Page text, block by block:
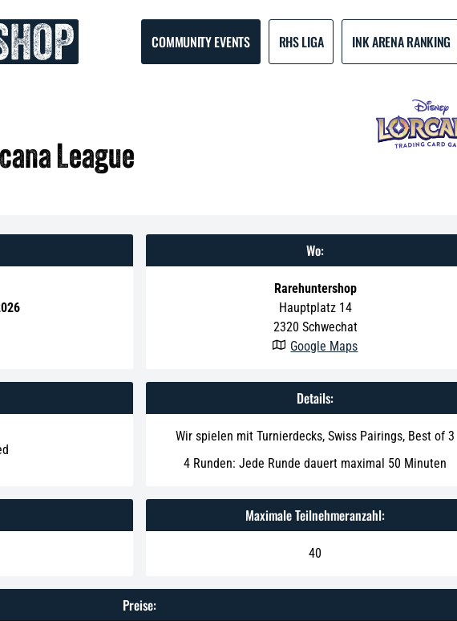
COMMUNITY EVENTS RHS LIGA INK ARENA RANKING
League
Wo:
Rarehuntershop
Hauptplatz 14
2320 Schwechat
 Google Maps
Details:
Wir spielen mit Turnierdecks, Swiss Pairings, Best of 3
4 Runden: Jede Runde dauert maximal 50 Minuten
Maximale Teilnehmeranzahl:
40
Preise: